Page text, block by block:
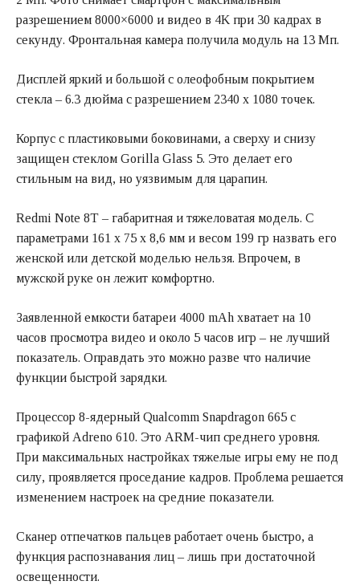
разрешением 8000×6000 и видео в 4K при 30 кадрах в
секунду. Фронтальная камера получила модуль на 13 Мп.
Дисплей яркий и большой с олеофобным покрытием
стекла – 6.3 дюйма с разрешением 2340 х 1080 точек.
Корпус с пластиковыми боковинами, а сверху и снизу
защищен стеклом Gorilla Glass 5. Это делает его
стильным на вид, но уязвимым для царапин.
Redmi Note 8T – габаритная и тяжеловатая модель. С
параметрами 161 x 75 x 8,6 мм и весом 199 гр назвать его
женской или детской моделью нельзя. Впрочем, в
мужской руке он лежит комфортно.
Заявленной емкости батареи 4000 mAh хватает на 10
часов просмотра видео и около 5 часов игр – не лучший
показатель. Оправдать это можно разве что наличие
функции быстрой зарядки.
Процессор 8-ядерный Qualcomm Snapdragon 665 с
графикой Adreno 610. Это ARM-чип среднего уровня.
При максимальных настройках тяжелые игры ему не под
силу, проявляется проседание кадров. Проблема решается
изменением настроек на средние показатели.
Сканер отпечатков пальцев работает очень быстро, а
функция распознавания лиц – лишь при достаточной
освещенности.